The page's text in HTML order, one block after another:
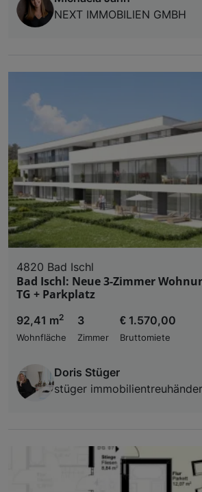
NEXT IMMOBILIEN GMBH
4820 Bad Ischl
Bad Ischl: Neue 3-Zimmer
TG + Parkplatz
92,41 m2
Wohnfläche
3
Zimmer
€ 1.570,00
Bruttomiete
Doris Stüger
stüger